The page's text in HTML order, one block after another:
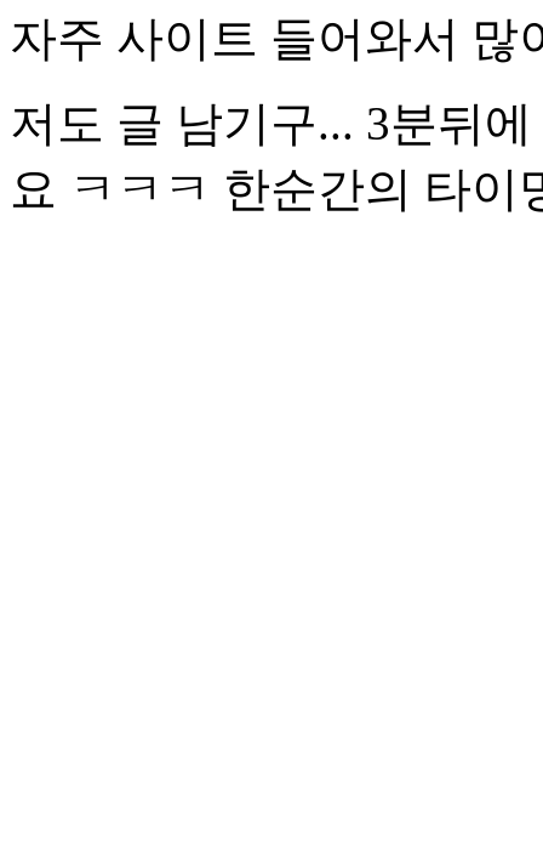
자주 사이트 들어와서 많
저도 글 남기구... 3분뒤
요 ㅋㅋㅋ 한순간의 타